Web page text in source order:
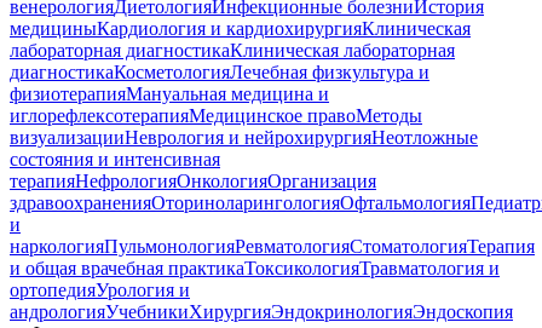
венерологияДиетологияИнфекционные болезниИстория
медициныКардиология и кардиохирургияКлиническая
лабораторная диагностикаКлиническая лабораторная
диагностикаКосметологияЛечебная физкультура и
физиотерапияМануальная медицина и
иглорефлексотерапияМедицинское правоМетоды
визуализацииНеврология и нейрохирургияНеотложные
состояния и интенсивная
терапияНефрологияОнкологияОрганизация
здравоохраненияОториноларингологияОфтальмология
и
наркологияПульмонологияРевматологияСтоматологияТерапия
и общая врачебная практикаТоксикологияТравматология и
ортопедияУрология и
андрологияУчебникиХирургияЭндокринологияЭндоскопия